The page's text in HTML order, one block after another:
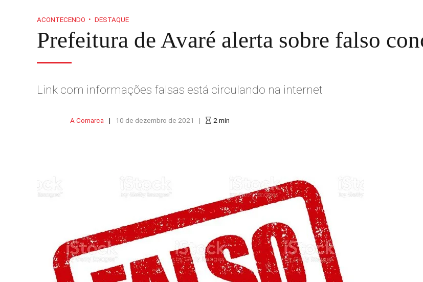
ACONTECENDO DESTAQUE
Prefeitura de Avaré alerta sobre falso
Link com informações falsas está circulando na internet
A Comarca 10 de dezembro de 2021 2 min